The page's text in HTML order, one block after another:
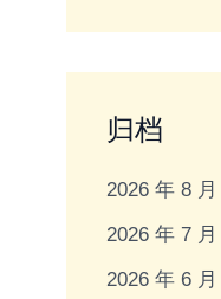
归档
2026 年 8 月
2026 年 7 月
2026 年 6 月